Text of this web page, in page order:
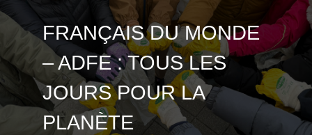
FRANÇAIS DU MONDE
– ADFE : TOUS LES
JOURS POUR LA
PLANÈTE